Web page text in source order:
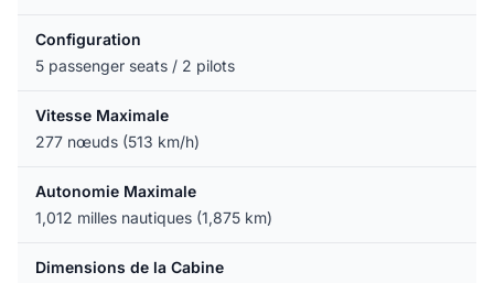
Configuration
5 passenger seats / 2 pilots
Vitesse Maximale
277 nœuds (513 km/h)
Autonomie Maximale
1,012 milles nautiques (1,875 km)
Dimensions de la Cabine